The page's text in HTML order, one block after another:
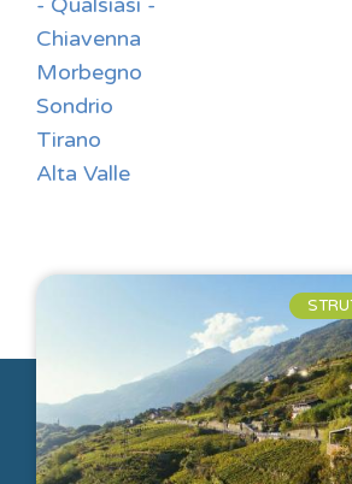
Chiavenna
Morbegno
Sondrio
Tirano
Alta Valle